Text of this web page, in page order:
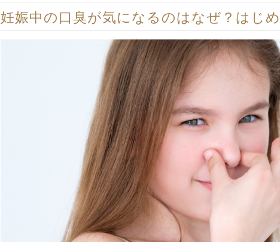
妊娠中の口臭が気になるのはなぜ？はじ